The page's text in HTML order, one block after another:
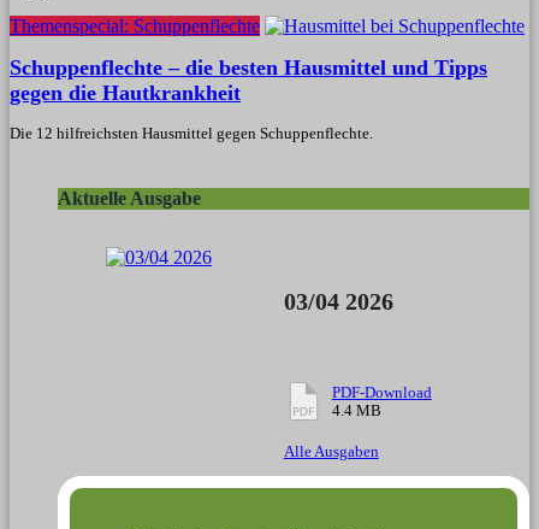
Themenspecial: Schuppenflechte
Schuppenflechte – die besten Hausmittel und Tipps
gegen die Hautkrankheit
Die 12 hilfreichsten Hausmittel gegen Schuppenflechte.
Aktuelle Ausgabe
03/04 2026
PDF-Download
4.4 MB
Alle Ausgaben